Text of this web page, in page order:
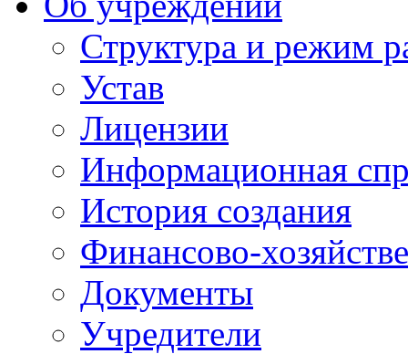
Структура и режим
Устав
Лицензии
Информационная
История создания
Финансово-
Документы
Учредители